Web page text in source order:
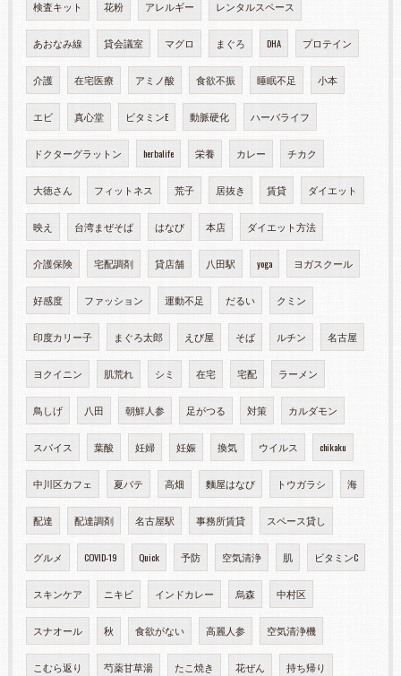
検査キット 花粉 アレルギー レンタルスペース
あおなみ線 貸会議室 マグロ まぐろ DHA プロテイン
介護 在宅医療 アミノ酸 食欲不振 睡眠不足 小本
エビ 真心堂 ビタミンE 動脈硬化 ハーバライフ
ドクターグラットン herbalife 栄養 カレー チカク
大徳さん フィットネス 荒子 居抜き 賃貸 ダイエット
映え 台湾まぜそば はなび 本店 ダイエット方法
介護保険 宅配調剤 貸店舗 八田駅 yoga ヨガスクール
好感度 ファッション 運動不足 だるい クミン
印度カリー子 まぐろ太郎 えび屋 そば ルチン 名古屋
ヨクイニン 肌荒れ シミ 在宅 宅配 ラーメン
鳥しげ 八田 朝鮮人参 足がつる 対策 カルダモン
スパイス 葉酸 妊婦 妊娠 換気 ウイルス chikaku
中川区カフェ 夏バテ 高畑 麵屋はなび トウガラシ 海
配達 配達調剤 名古屋駅 事務所賃貸 スペース貸し
グルメ COVID-19 Quick 予防 空気清浄 肌 ビタミンC
スキンケア ニキビ インドカレー 烏森 中村区
スナオール 秋 食欲がない 高麗人参 空気清浄機
こむら返り 芍薬甘草湯 たこ焼き 花ぜん 持ち帰り